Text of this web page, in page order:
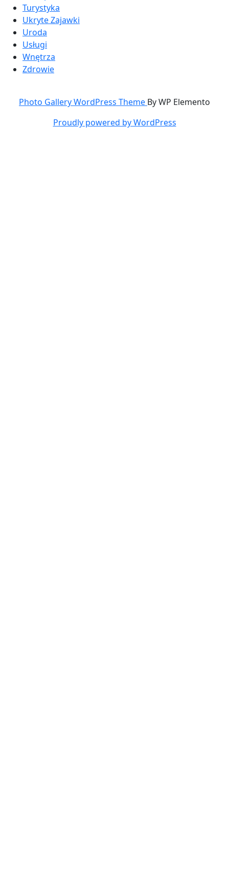
Turystyka
Ukryte Zajawki
Uroda
Usługi
Wnętrza
Zdrowie
Photo Gallery WordPress Theme By WP Elemento
Proudly powered by WordPress